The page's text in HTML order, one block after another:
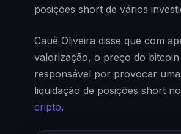
posições short de vários
Cauê Oliveira disse que com
valorização, o preço do
responsável por provocar
liquidação de posições short no
cripto.